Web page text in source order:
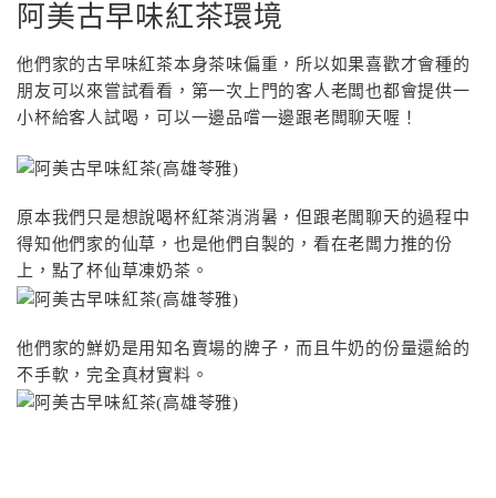
阿美古早味紅茶環境
他們家的古早味紅茶本身茶味偏重，所以如果喜歡才會種的
朋友可以來嘗試看看，第一次上門的客人老闆也都會提供一
小杯給客人試喝，可以一邊品嚐一邊跟老闆聊天喔！
原本我們只是想說喝杯紅茶消消暑，但跟老闆聊天的過程中
得知他們家的仙草，也是他們自製的，看在老闆力推的份
上，點了杯仙草凍奶茶。
他們家的鮮奶是用知名賣場的牌子，而且牛奶的份量還給的
不手軟，完全真材實料。